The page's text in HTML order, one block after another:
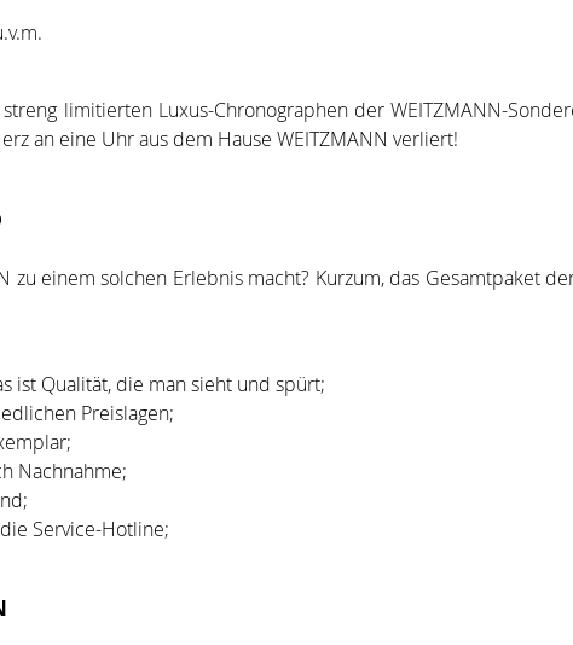
limitierten Luxus-Chronographen der WEITZMANN-
an eine Uhr aus dem Hause WEITZMANN verliert!
zu einem solchen Erlebnis macht? Kurzum, das Gesamtpaket
ist Qualität, die man sieht und spürt;
Preislagen;
Nachnahme;
Service-Hotline;